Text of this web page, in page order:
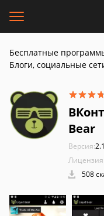
Бесплатные
Блоги, социальные
Bear
Версия:2.1
Лицензия:
508